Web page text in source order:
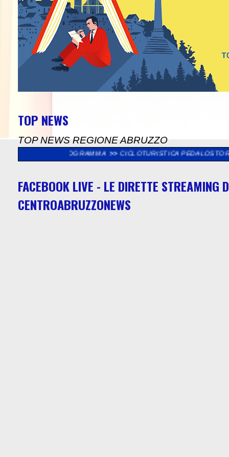
TOP NEWS
TOP NEWS REGIONE ABRUZZO
CICLOTURISTICA PEDALOSTORTO:
FACEBOOK LIVE - LE DIRETTE STREAMING
CENTROABRUZZONEWS